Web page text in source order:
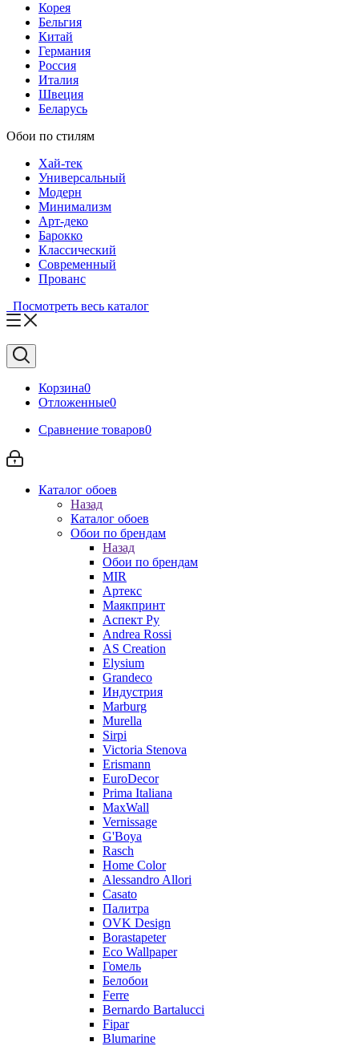
Корея
Бельгия
Китай
Германия
Россия
Италия
Швеция
Беларусь
Обои по стилям
Хай-тек
Универсальный
Модерн
Минимализм
Арт-деко
Барокко
Классический
Современный
Прованс
Посмотреть весь каталог
Корзина0
Отложенные0
Сравнение товаров0
Каталог обоев
Назад
Каталог обоев
Обои по брендам
Назад
Обои по брендам
MIR
Артекс
Маякпринт
Аспект Ру
Andrea Rossi
AS Creation
Elysium
Grandeco
Индустрия
Marburg
Murella
Sirpi
Victoria Stenova
Erismann
EuroDecor
Prima Italiana
MaxWall
Vernissage
G'Boya
Rasch
Home Color
Alessandro Allori
Casato
Палитра
OVK Design
Borastapeter
Eco Wallpaper
Гомель
Белобои
Ferre
Bernardo Bartalucci
Fipar
Blumarine